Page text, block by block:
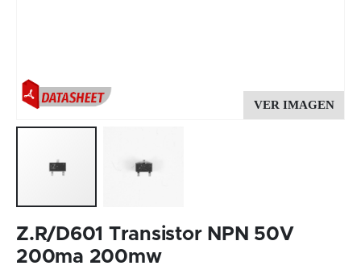
to
the
beginning
Z.R/D601 Transistor NPN 50V
200ma 200mw